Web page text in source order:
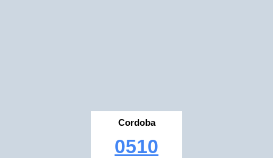
Cordoba
0510